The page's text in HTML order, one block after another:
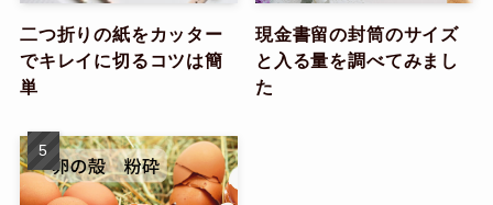
二つ折りの紙をカッター
でキレイに切るコツは簡
単
現金書留の封筒のサイズ
と入る量を調べてみまし
た